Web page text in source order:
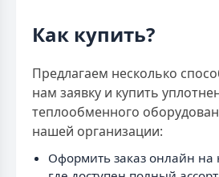
Как купить?
Предлагаем несколько
нам заявку и купить
теплообменного
нашей организации:
Оформить заказ онлайн на